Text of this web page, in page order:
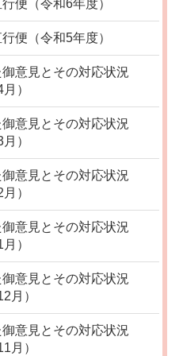
便（令和6年度）
便（令和5年度）
意見とその対応状況
）
意見とその対応状況
）
意見とその対応状況
）
意見とその対応状況
）
意見とその対応状況
月）
意見とその対応状況
月）